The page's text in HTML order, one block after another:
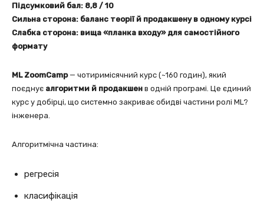
Підсумковий бал: 8,8 / 10
Сильна сторона: баланс теорії й продакшену в одному курсі
Слабка сторона: вища «планка входу» для самостійного
формату
ML ZoomCamp— чотиримісячний курс (~160 годин), який
поєднує алгоритми й продакшен в одній програмі. Це єдиний
курс у добірці, що системно закриває обидві частини ролі ML?
інженера.
Алгоритмічна частина:
регресія
класифікація